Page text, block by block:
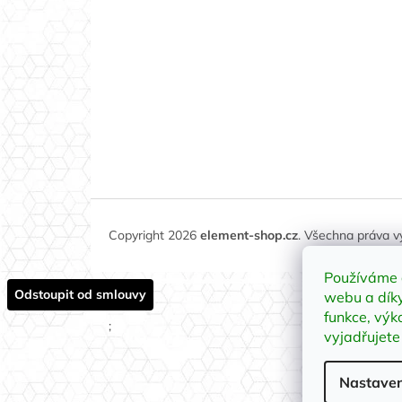
webu a
funkce,
vyjadřujete
Copyright 2026 element-shop.cz. Všechna práva
Odstoupit od smlouvy
;